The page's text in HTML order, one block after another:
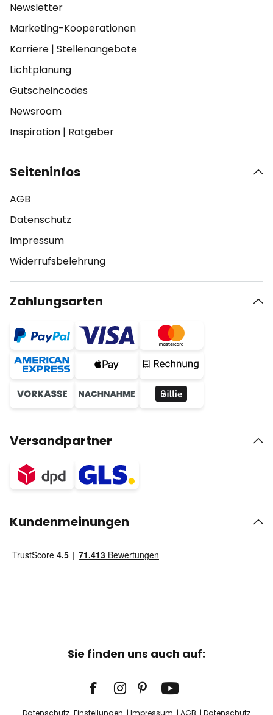
Newsletter
Marketing-Kooperationen
Karriere | Stellenangebote
Lichtplanung
Gutscheincodes
Newsroom
Inspiration | Ratgeber
Seiteninfos
AGB
Datenschutz
Impressum
Widerrufsbelehrung
Zahlungsarten
Versandpartner
Kundenmeinungen
Sie finden uns auch auf:
Datenschutz-Einstellungen Impressum AGB Datenschutz